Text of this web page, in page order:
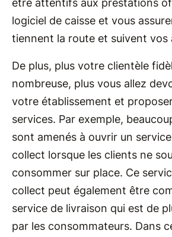
être attentifs aux prestations
logiciel de caisse et vous
tiennent la route et suivent vos
De plus, plus votre clientèle
nombreuse, plus vous allez
votre établissement et
services. Par exemple,
sont amenés à ouvrir un
collect lorsque les clients ne
consommer sur place. Ce
collect peut également être
service de livraison qui est de
par les consommateurs. Dans